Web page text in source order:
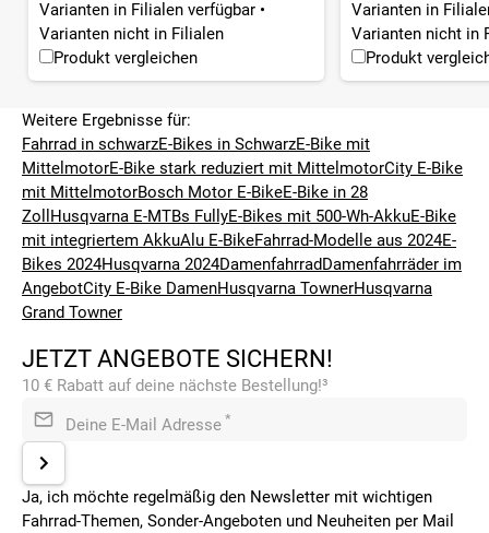
Varianten in Filialen verfügbar •
Varianten nicht in Filialen
Produkt vergleichen
Varianten in
Varianten nicht in
Produkt
Weitere Ergebnisse für:
Fahrrad in schwarzE-Bikes in SchwarzE-Bike mit
MittelmotorE-Bike stark reduziert mit MittelmotorCity E-Bike
mit MittelmotorBosch Motor E-BikeE-Bike in 28
Zoll Husqvarna E-MTBs FullyE-Bikes mit 500-Wh-AkkuE-Bike
mit integriertem AkkuAlu E-BikeFahrrad-Modelle aus 2024E-
Bikes 2024Husqvarna 2024DamenfahrradDamenfahrräder im
AngebotCity E-Bike DamenHusqvarna TownerHusqvarna
Grand Towner
JETZT ANGEBOTE SICHERN!
10 € Rabatt auf deine nächste Bestellung!³
Deine E-Mail Adresse *
Ja, ich möchte regelmäßig den Newsletter mit wichtigen
Fahrrad-Themen, Sonder-Angeboten und Neuheiten per Mail